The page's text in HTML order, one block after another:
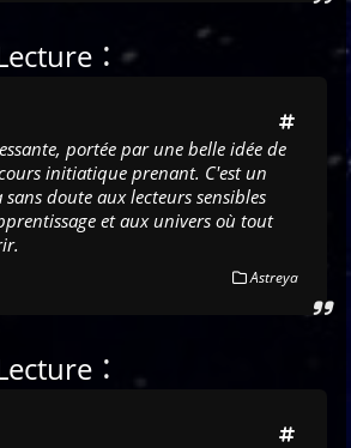
:
portée par une belle idée de
initiatique prenant. C'est un
doute aux lecteurs sensibles
et aux univers où tout
Astreya
: